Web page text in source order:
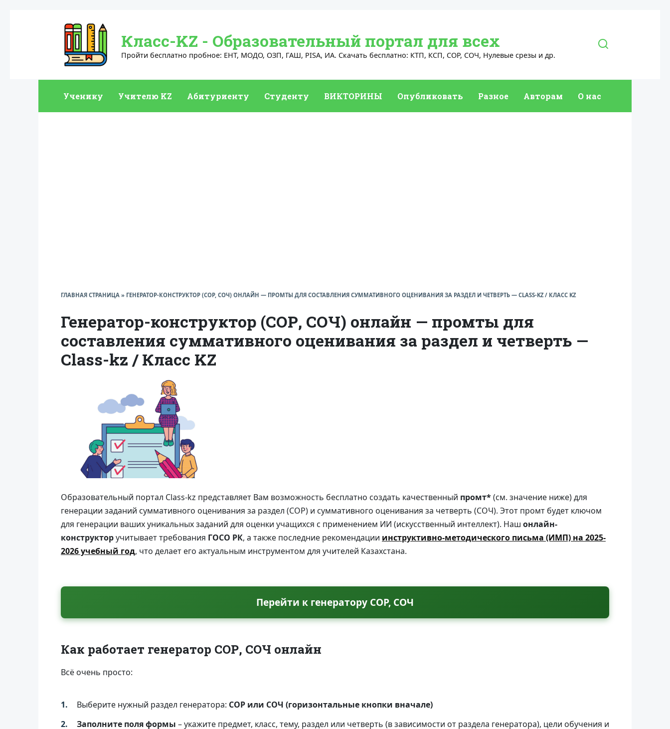
Класс-KZ - Образовательный портал для всех
Пройти бесплатно пробное: ЕНТ, МОДО, ОЗП, ГАШ, PISA, ИА. Скачать бесплатно: КТП, КСП, СОР, СОЧ, Нулевые срезы и др.
Ученику Учителю KZ Абитуриенту Студенту ВИКТОРИНЫ Опубликовать Разное Авторам О нас
ГЛАВНАЯ СТРАНИЦА » ГЕНЕРАТОР-КОНСТРУКТОР (СОР, СОЧ) ОНЛАЙН — ПРОМТЫ ДЛЯ СОСТАВЛЕНИЯ СУММАТИВНОГО ОЦЕНИВАНИЯ ЗА РАЗДЕЛ И ЧЕТВЕРТЬ — CLASS-KZ / КЛАСС KZ
Генератор-конструктор (СОР, СОЧ) онлайн — промты для
составления суммативного оценивания за раздел и четверть —
Class-kz / Класс KZ
Образовательный портал Class-kz представляет Вам возможность бесплатно создать качественный промт*(см. значение ниже) для
генерации заданий суммативного оценивания за раздел (СОР) и суммативного оценивания за четверть (СОЧ). Этот промт будет ключом
для генерации ваших уникальных заданий для оценки учащихся с применением ИИ (искусственный интеллект). Наш онлайн-
конструкторучитывает требования ГОСО РК, а также последние рекомендации инструктивно-методического письма (ИМП) на 2025-
2026 учебный год, что делает его актуальным инструментом для учителей Казахстана.
Перейти к генератору СОР, СОЧ
Как работает генератор СОР, СОЧ онлайн
Всё очень просто:
Выберите нужный раздел генератора: СОР или СОЧ (горизонтальные кнопки вначале)
Заполните поля формы – укажите предмет, класс, тему, раздел или четверть (в зависимости от раздела генератора), цели обучения и